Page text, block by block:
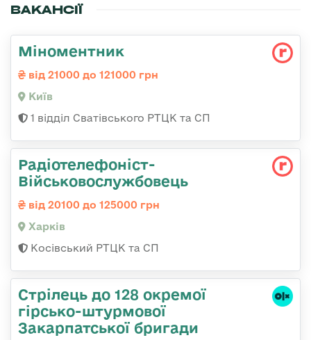
ВАКАНСІЇ
Міноментник
від 21000 до 121000 грн
Київ
1 відділ Сватівського РТЦК та СП
Радіотелефоніст-
Військовослужбовець
від 20100 до 125000 грн
Харків
Косівський РТЦК та СП
Стрілець до 128 окремої
гірсько-штурмової
Закарпатської бригади